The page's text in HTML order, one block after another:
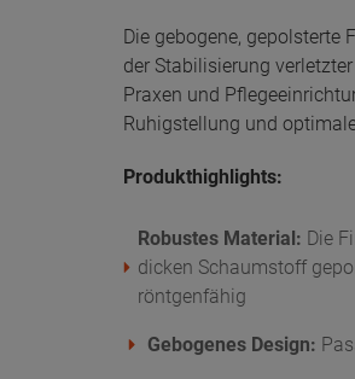
Die gebogene, gepolsterte
der Stabilisierung
Praxen und
Ruhigstellung und
Produkthighlights:
Robustes Material: Die
dicken Schaumstoff
röntgenfähig
Gebogenes Design: